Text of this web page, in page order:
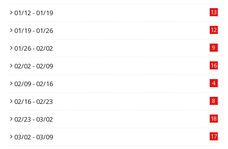
01/12 - 01/19 13
01/19 - 01/26 12
01/26 - 02/02 9
02/02 - 02/09 16
02/09 - 02/16 4
02/16 - 02/23 8
02/23 - 03/02 18
03/02 - 03/09 17